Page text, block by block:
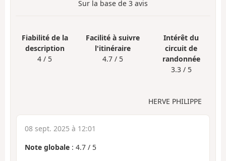
Sur la base de 3 avis
Fiabilité de la
description
4 / 5
Facilité à suivre
l'itinéraire
4.7 / 5
Intérêt du
circuit de
randonnée
3.3 / 5
HERVE PHILIPPE
08 sept. 2025 à 12:01
Note globale : 4.7 / 5